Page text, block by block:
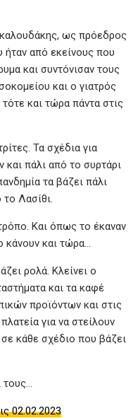
ως πρόεδρος
από εκείνους που
και συντόνισαν τους
και ο γιατρός
και τώρα πάντα στις
Τα σχέδια για
πάλι από το συρτάρι
τα βάζει πάλι
το Λασίθι.
Και όπως το έκαναν
κάνουν και τώρα…
ρολά. Κλείνει ο
και τα καφέ
προϊόντων και στις
για να στείλουν
κάθε σχέδιο που βάζει
τους…
02.02.2023